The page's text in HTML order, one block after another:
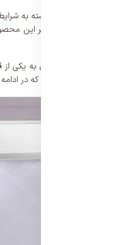
می باشد. علاوه بر این
می باشد که تبدیل به یکی
روتاری آن می باشد که در